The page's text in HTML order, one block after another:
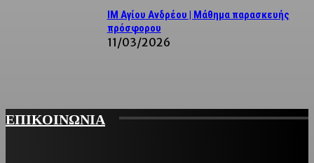
ΙΜ Αγίου Ανδρέου | Μάθημα παρασκευής
πρόσφορου
11/03/2026
ΕΠΙΚΟΙΝΩΝΙΑ